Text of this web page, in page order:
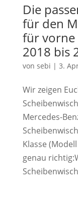
Die
für den
für vorne
2018 bis
von sebi | 3.
Wir zeigen
Mercedes-
Klasse
genau